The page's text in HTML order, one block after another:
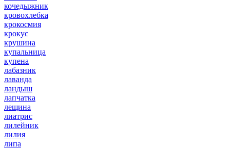
кочедыжник
кровохлебка
крокосмия
крокус
крушина
купальница
купена
лабазник
лаванда
ландыш
лапчатка
лещина
лиатрис
лилейник
лилия
липа